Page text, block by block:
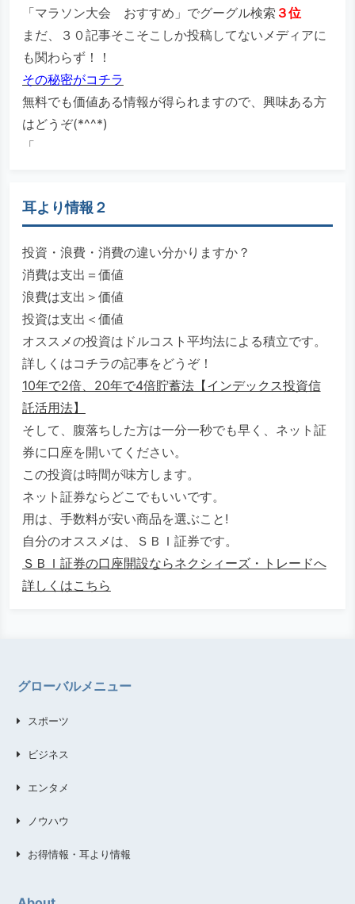
「マラソン大会 おすすめ」でグーグル検索 ３位
まだ、３０記事そこそこしか投稿してないメディアに
も関わらず！！
その秘密がコチラ
無料でも価値ある情報が得られますので、興味ある方
はどうぞ(*^^*)
「
耳より情報２
投資・浪費・消費の違い分かりますか？
消費は支出＝価値
浪費は支出＞価値
投資は支出＜価値
オススメの投資はドルコスト平均法による積立です。
詳しくはコチラの記事をどうぞ！
10年で2倍、20年で4倍貯蓄法【インデックス投資信
託活用法】
そして、腹落ちした方は一分一秒でも早く、ネット証
券に口座を開いてください。
この投資は時間が味方します。
ネット証券ならどこでもいいです。
用は、手数料が安い商品を選ぶこと!
自分のオススメは、ＳＢＩ証券です。
ＳＢＩ証券の口座開設ならネクシィーズ・トレードへ
詳しくはこちら
グローバルメニュー
スポーツ
ビジネス
エンタメ
ノウハウ
お得情報・耳より情報